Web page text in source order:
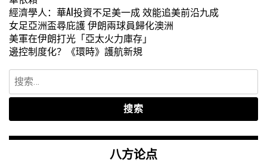
經濟學人：華AI投資不足美一成 效能追美前沿九成
女足亞洲盃尋庇護 伊朗兩球員歸化澳洲
美軍在伊朗打光「亞太火力庫存」
邊控制度化？《環時》護航新規
搜
索：
八方论点